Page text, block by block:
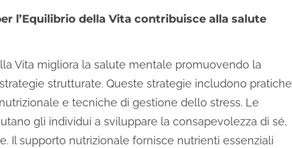
l’Equilibrio della Vita contribuisce alla salute
Vita migliora la salute mentale promuovendo la
strutturate. Queste strategie includono pratiche
e tecniche di gestione dello stress. Le
gli individui a sviluppare la consapevolezza di sé,
Il supporto nutrizionale fornisce nutrienti essenziali